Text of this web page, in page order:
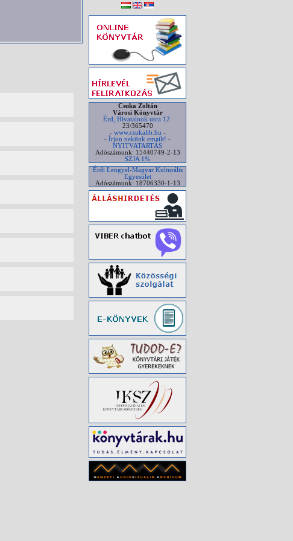
Csuka Zoltán
Városi Könyvtár
Érd, Hivatalnok utca 12.
23/365470
- www.csukalib.hu -
- Írjon nekünk emailt! -
NYITVATARTÁS
Adószámunk: 15440749-2-13
SZJA 1%
Érdi Lengyel-Magyar Kulturális
Egyesület
Adószámunk: 18706330-1-13